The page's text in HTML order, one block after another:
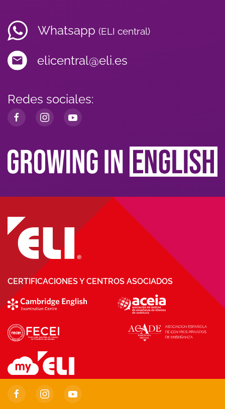
Whatsapp (ELI central)
elicentral@eli.es
Redes sociales:
CERTIFICACIONES Y CENTROS ASOCIADOS